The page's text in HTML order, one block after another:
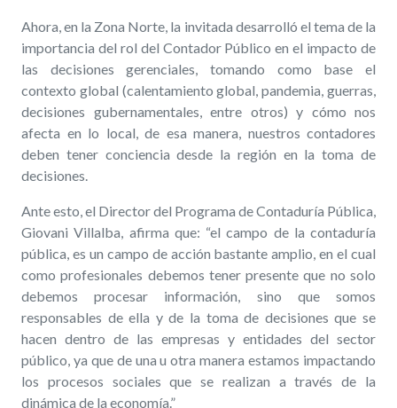
Ahora, en la Zona Norte, la invitada desarrolló el tema de la
importancia del rol del Contador Público en el impacto de
las decisiones gerenciales, tomando como base el
contexto global (calentamiento global, pandemia, guerras,
decisiones gubernamentales, entre otros) y cómo nos
afecta en lo local, de esa manera, nuestros contadores
deben tener conciencia desde la región en la toma de
decisiones.
Ante esto, el Director del Programa de Contaduría Pública,
Giovani Villalba, afirma que: “el campo de la contaduría
pública, es un campo de acción bastante amplio, en el cual
como profesionales debemos tener presente que no solo
debemos procesar información, sino que somos
responsables de ella y de la toma de decisiones que se
hacen dentro de las empresas y entidades del sector
público, ya que de una u otra manera estamos impactando
los procesos sociales que se realizan a través de la
dinámica de la economía.”